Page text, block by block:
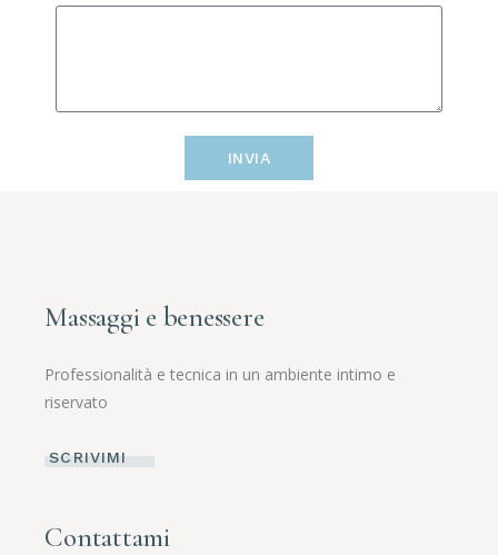
INVIA
Massaggi e benessere
Professionalità e tecnica in un ambiente intimo e
riservato
SCRIVIMI
Contattami